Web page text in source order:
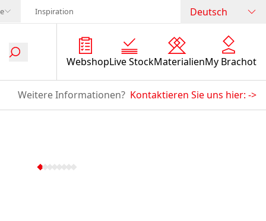
Inspiration Deutsch
WebshopLive StockMaterialienMy Brachot
Weitere Informationen? Kontaktieren Sie uns hier: ->